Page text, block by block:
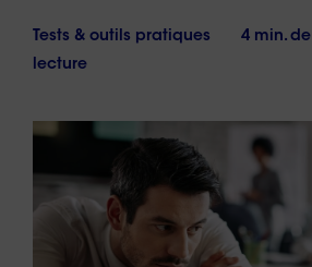
Tests & outils pratiques
4 min. de
lecture